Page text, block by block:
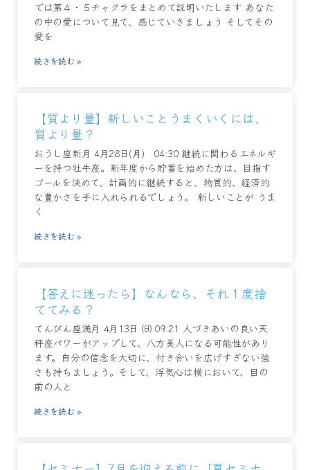
では第４・５チャクラをまとめて説明いたします あなた
の中の愛について見て、感じていきましょう そしてその
愛を
続きを読む »
【質より量】新しいことうまくいくには、
質より量？
おうし座新月 4月28日(月) 04:30 継続に関わるエネルギ
ーを持つ牡牛座。新年度から貯蓄を始めた方は、目指す
ゴールを決めて、計画的に継続すると、物質的、経済的
な豊かさを手に入れられるでしょう。 新しいことが うま
く
続きを読む »
【答えに迷ったら】なんなら、それ１度捨
ててみる？
てんびん座満月 4月13日 ㈰ 09:21 人づきあいの良い天
秤座パワーがアップして、八方美人になる可能性があり
ます。自分の信念を大切に、付き合いを広げすぎない強
さも持ちましょう。そして、浮気心は横において、目の
前の人と
続きを読む »